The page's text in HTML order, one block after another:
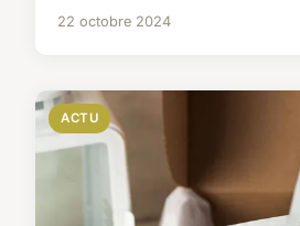
22 octobre 2024
ACTU